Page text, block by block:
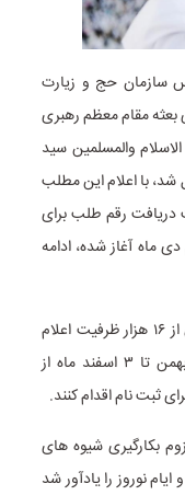
سازمان حج و زیارت
بعثه مقام معظم رهبری
والمسلمین سید
شد، با اعلام این مطلب
دریافت رقم طلب برای
که از دهه دوم دی ماه آغاز شده، ادامه
رئیس سازمان حج و زیارت با اشاره به بیش از ۱۶ هزار ظرفیت اعلام
شده برای سفرهای عمره در بازه زمانی ۱۹ بهمن تا ۳ اسفند ماه از
ثبت نام اقدام کنند.
بکارگیری شیوه های
نوروز را یادآور شد